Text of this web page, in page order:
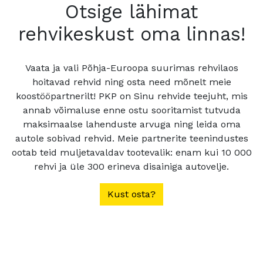
Otsige lähimat
rehvikeskust oma linnas!
Vaata ja vali Põhja-Euroopa suurimas rehvilaos
hoitavad rehvid ning osta need mõnelt meie
koostööpartnerilt! PKP on Sinu rehvide teejuht, mis
annab võimaluse enne ostu sooritamist tutvuda
maksimaalse lahenduste arvuga ning leida oma
autole sobivad rehvid. Meie partnerite teenindustes
ootab teid muljetavaldav tootevalik: enam kui 10 000
rehvi ja üle 300 erineva disainiga autovelje.
Kust osta?